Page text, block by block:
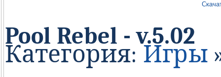
Pool Rebel - v.5.02
Категория: Игры